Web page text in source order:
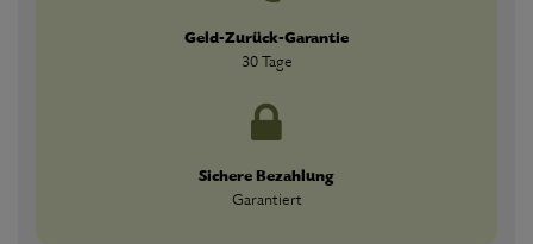
Geld-Zurück-Garantie
30 Tage
Sichere Bezahlung
Garantiert